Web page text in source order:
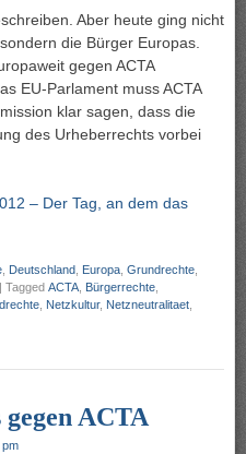
Aber heute ging nicht
die Bürger Europas.
gegen ACTA
EU-Parlament muss ACTA
klar sagen, dass die
des Urheberrechts vorbei
– Der Tag, an dem das
Deutschland Europa Grundrechte
| Tagged ACTA Bürgerrechte
Netzkultur, Netzneutralitaet
gegen ACTA
pm